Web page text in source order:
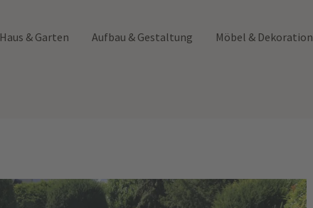
Haus & Garten Aufbau & Gestaltung Möbel & Dekoration